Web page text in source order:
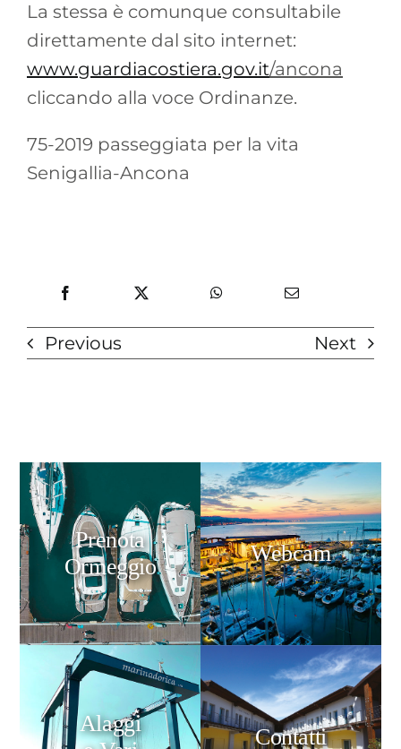
La stessa è comunque consultabile
direttamente dal sito internet:
www.guardiacostiera.gov.it/ancona
cliccando alla voce Ordinanze.
75-2019 passeggiata per la vita
Senigallia-Ancona
Previous Next
Prenota
Ormeggio
Webcam
Alaggi
Contatti